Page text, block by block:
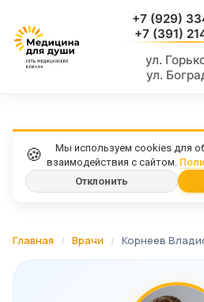
+7 (929)
+7 (391)
ул.
ул.
🍪
Мы используем cookies для
взаимодействия с сайтом.
Отклонить
Главная / Врачи / Корнеев